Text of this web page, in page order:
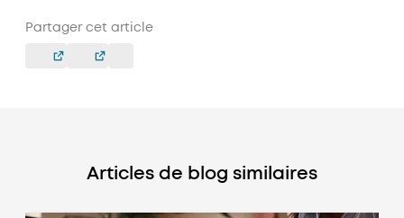
Partager cet article
Articles de blog similaires